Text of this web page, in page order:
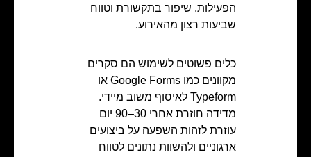
הפעילות, שיפור בתקשורת וטווח
שביעות רצון מהאירוע.
כלים פשוטים לשימוש הם סקרים
מקוונים כמו Google Forms או
Typeform לאיסוף משוב מיידי.
מדידה חוזרת אחרי 30–90 יום
עוזרת לזהות השפעה על ביצועים
ארגוניים ולהשוות נתונים לטווח